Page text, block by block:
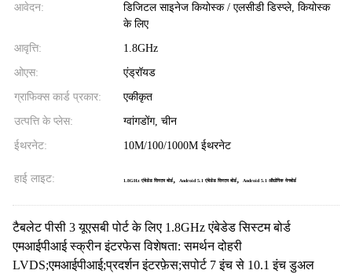
आवेदन:
डिजिटल साइनेज कियोस्क / एलसीडी डिस्प्ले, कियोस्क
के लिए
आवृत्ति: 1.8GHz
ओएस: एंड्रॉयड
ग्राफिक्स कार्ड प्रकार: एकीकृत
उत्पत्ति के प्लेस: ग्वांगडोंग, चीन
ईथरनेट: 10M/100/1000M ईथरनेट
हाई लाइट: 1.8GHz एंबेडेड सिस्टम बोर्ड, Android 5.1 एंबेडेड सिस्टम बोर्ड, Android 5.1 औद्योगिक मेनबोर्ड
टैबलेट पीसी 3 यूएसबी पोर्ट के लिए 1.8GHz एंबेडेड सिस्टम बोर्ड
एमआईपीआई स्क्रीन इंटरफेस विशेषता: समर्थन दोहरी
LVDS;एमआईपीआई;प्रदर्शन इंटरफ़ेस;सपोर्ट 7 इंच से 10.1 इंच डुअल